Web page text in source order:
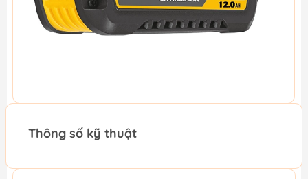
Thông số kỹ thuật